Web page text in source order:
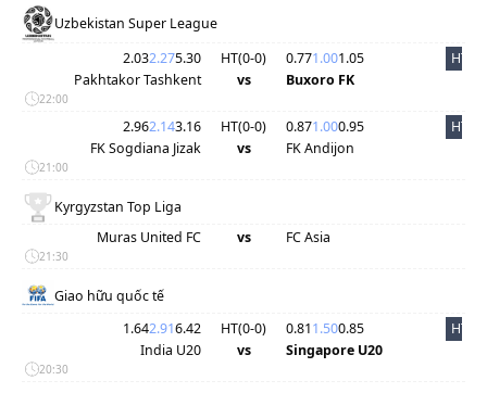
Uzbekistan Super League
2.032.275.30 HT(0-0) 0.771.001.05
HT
Pakhtakor Tashkent
vs Buxoro FK
22:00
2.962.143.16 HT(0-0) 0.871.000.95
HT
FK Sogdiana Jizak
vs FK Andijon
21:00
Kyrgyzstan Top Liga
Muras United FC
vs FC Asia
21:30
Giao hữu quốc tế
1.642.916.42 HT(0-0) 0.811.500.85
HT
India U20
vs Singapore U20
20:30